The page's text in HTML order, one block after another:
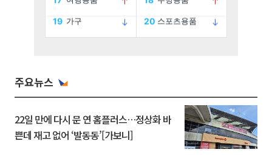
주요뉴스
22일 만에 다시 문 연 홈플러스…정상화 바
쁜데 재고 없어 ‘발동동’[가보니]